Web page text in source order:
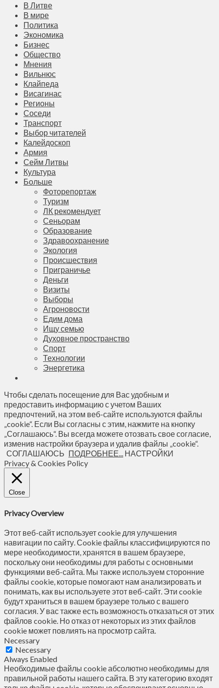
В Литве
В мире
Политика
Экономика
Бизнес
Общество
Мнения
Вильнюс
Клайпеда
Висагинас
Регионы
Соседи
Транспорт
Выбор читателей
Калейдоскоп
Армия
Сейм Литвы
Культура
Больше
Фоторепортаж
Туризм
ЛК рекомендует
Сеньорам
Образование
Здравоохранение
Экология
Происшествия
Приграничье
Деньги
Визиты
Выборы
Агроновости
Едим дома
Ищу семью
Духовное пространство
Спорт
Технологии
Энергетика
Чтобы сделать посещение для Вас удобным и
предоставить информацию с учетом Ваших
предпочтений, на этом веб-сайте используются файлы
„cookie“. Если Вы согласны с этим, нажмите на кнопку
„Соглашаюсь“. Вы всегда можете отозвать свое согласие,
изменив настройки браузера и удалив файлы „cookie“.
СОГЛАШАЮСЬ ПОДРОБНЕЕ... НАСТРОЙКИ
Privacy & Cookies Policy
Close
Privacy Overview
Этот веб-сайт использует cookie для улучшения
навигации по сайту. Сookie файлы классифицируются по
мере необходимости, хранятся в вашем браузере,
поскольку они необходимы для работы с основными
функциями веб-сайта. Мы также используем сторонние
файлы cookie, которые помогают нам анализировать и
понимать, как вы используете этот веб-сайт. Эти cookie
будут храниться в вашем браузере только с вашего
согласия. У вас также есть возможность отказаться от этих
файлов cookie. Но отказ от некоторых из этих файлов
cookie может повлиять на просмотр сайта.
Necessary
Necessary
Always Enabled
Необходимые файлы cookie абсолютно необходимы для
правильной работы нашего сайта. В эту категорию входят